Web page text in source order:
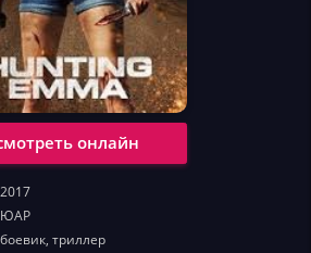
онлайн
2017
ЮАР
боевик, триллер